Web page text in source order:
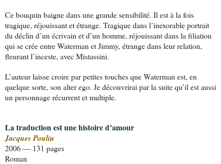
Ce bouquin baigne dans une grande sensibilité. Il est à la fois
tragique, réjouissant et étrange. Tragique dans l’inexorable portrait
du déclin d’un écrivain et d’un homme, réjouissant dans la filiation
qui se crée entre Waterman et Jimmy, étrange dans leur relation,
fleurant l’inceste, avec Mistassini.
L’auteur laisse croire par petites touches que Waterman est, en
quelque sorte, son alter ego. Je découvrirai par la suite qu’il est aussi
un personnage récurrent et multiple.
La traduction est une histoire d’amour
Jacques Poulin
2006 — 131 pages
Roman